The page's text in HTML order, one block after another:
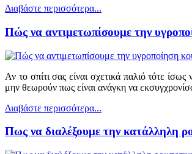
Διαβάστε περισσότερα...
Πώς να αντιμετωπίσουμε την
Αν το σπίτι σας είναι σχετικά παλιό τότε
μην θεωρούν πως είναι ανάγκη να
Διαβάστε περισσότερα...
Πως να διαλέξουμε την κατάλληλη